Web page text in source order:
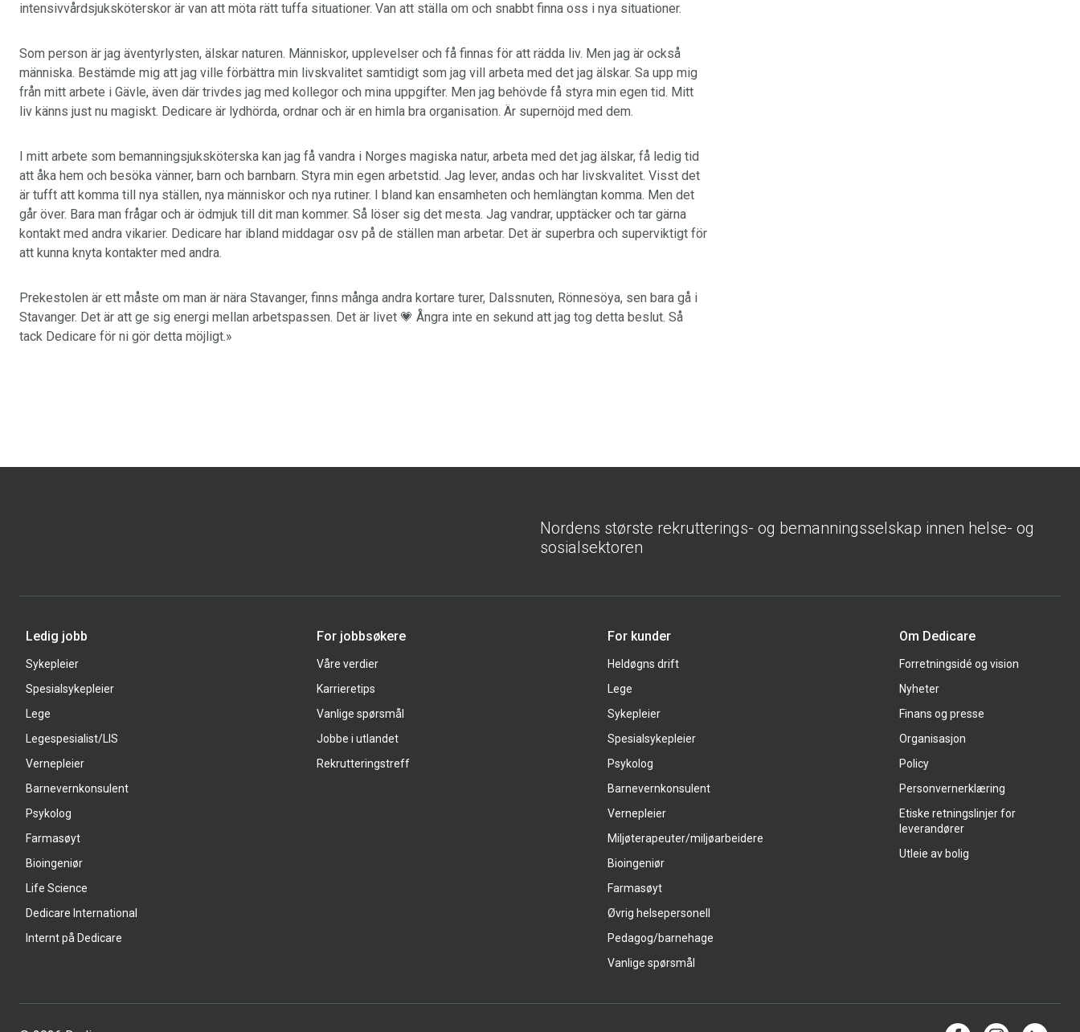
intensivvårdsjuksköterskor är van att möta rätt tuffa situationer. Van att ställa om och snabbt finna oss i nya situationer.
Som person är jag äventyrlysten, älskar naturen. Människor, upplevelser och få finnas för att rädda liv. Men jag är också
människa. Bestämde mig att jag ville förbättra min livskvalitet samtidigt som jag vill arbeta med det jag älskar. Sa upp mig
från mitt arbete i Gävle, även där trivdes jag med kollegor och mina uppgifter. Men jag behövde få styra min egen tid. Mitt
liv känns just nu magiskt. Dedicare är lydhörda, ordnar och är en himla bra organisation. Är supernöjd med dem.
I mitt arbete som bemanningsjuksköterska kan jag få vandra i Norges magiska natur, arbeta med det jag älskar, få ledig tid
att åka hem och besöka vänner, barn och barnbarn. Styra min egen arbetstid. Jag lever, andas och har livskvalitet. Visst det
är tufft att komma till nya ställen, nya människor och nya rutiner. I bland kan ensamheten och hemlängtan komma. Men det
går över. Bara man frågar och är ödmjuk till dit man kommer. Så löser sig det mesta. Jag vandrar, upptäcker och tar gärna
kontakt med andra vikarier. Dedicare har ibland middagar osv på de ställen man arbetar. Det är superbra och superviktigt för
att kunna knyta kontakter med andra.
Prekestolen är ett måste om man är nära Stavanger, finns många andra kortare turer, Dalssnuten, Rönnesöya, sen bara gå i
Stavanger. Det är att ge sig energi mellan arbetspassen. Det är livet 💗 Ångra inte en sekund att jag tog detta beslut. Så
tack Dedicare för ni gör detta möjligt.»
Nordens største rekrutterings- og bemanningsselskap innen helse- og
sosialsektoren
Ledig jobb
Sykepleier
Spesialsykepleier
Lege
Legespesialist/LIS
Vernepleier
Barnevernkonsulent
Psykolog
Farmasøyt
Bioingeniør
Life Science
Dedicare International
Internt på Dedicare
For jobbsøkere
Våre verdier
Karrieretips
Vanlige spørsmål
Jobbe i utlandet
Rekrutteringstreff
For kunder
Heldøgns drift
Lege
Sykepleier
Spesialsykepleier
Psykolog
Barnevernkonsulent
Vernepleier
Miljøterapeuter/miljøarbeidere
Bioingeniør
Farmasøyt
Øvrig helsepersonell
Pedagog/barnehage
Vanlige spørsmål
Om Dedicare
Forretningsidé og vision
Nyheter
Finans og presse
Organisasjon
Policy
Personvernerklæring
Etiske retningslinjer for
leverandører
Utleie av bolig